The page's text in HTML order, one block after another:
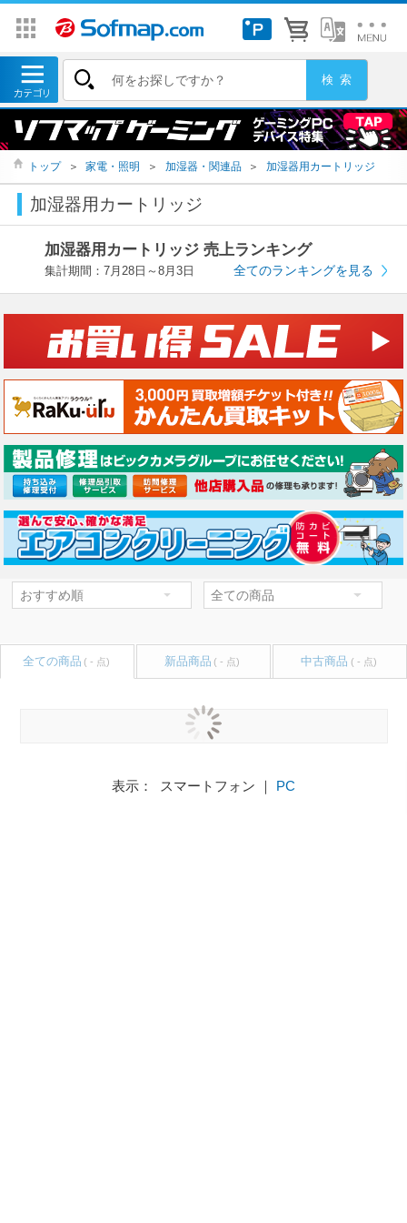
トップ ＞ 家電・照明 ＞ 加湿器・関連品 ＞ 加湿器用カートリッジ
加湿器用カートリッジ
加湿器用カートリッジ 売上ランキング
集計期間：7月28日～8月3日 全てのランキングを見る
全ての商品 ( - 点) 新品商品 ( - 点) 中古商品 ( - 点)
表示： スマートフォン ｜ PC